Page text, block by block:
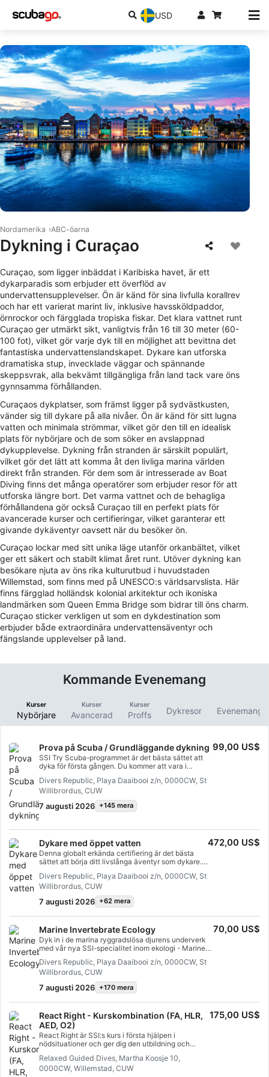
USD
Nordamerika ABC-öarna
Dykning i Curaçao
Curaçao, som ligger inbäddat i Karibiska havet, är ett
dykarparadis som erbjuder ett överflöd av
undervattensupplevelser. Ön är känd för sina livfulla korallrev
och har ett varierat marint liv, inklusive havssköldpaddor,
örnrockor och färgglada tropiska fiskar. Det klara vattnet runt
Curaçao ger utmärkt sikt, vanligtvis från 16 till 30 meter (60-
100 fot), vilket gör varje dyk till en möjlighet att bevittna det
fantastiska undervattenslandskapet. Dykare kan utforska
dramatiska stup, invecklade väggar och spännande
skeppsvrak, alla bekvämt tillgängliga från land tack vare öns
gynnsamma förhållanden.
Curaçaos dykplatser, som främst ligger på sydvästkusten,
vänder sig till dykare på alla nivåer. Ön är känd för sitt lugna
vatten och minimala strömmar, vilket gör den till en idealisk
plats för nybörjare och de som söker en avslappnad
dykupplevelse. Dykning från stranden är särskilt populärt,
vilket gör det lätt att komma åt den livliga marina världen
direkt från stranden. För dem som är intresserade av Boat
Diving finns det många operatörer som erbjuder resor för att
utforska längre bort. Det varma vattnet och de behagliga
förhållandena gör också Curaçao till en perfekt plats för
avancerade kurser och certifieringar, vilket garanterar ett
givande dykäventyr oavsett när du besöker ön.
Curaçao lockar med sitt unika läge utanför orkanbältet, vilket
ger ett säkert och stabilt klimat året runt. Utöver dykning kan
besökare njuta av öns rika kulturutbud i huvudstaden
Willemstad, som finns med på UNESCO:s världsarvslista. Här
finns färgglad holländsk kolonial arkitektur och ikoniska
landmärken som Queen Emma Bridge som bidrar till öns charm.
Curaçao sticker verkligen ut som en dykdestination som
erbjuder både extraordinära undervattensäventyr och
fängslande upplevelser på land.
Kommande Evenemang
Kurser
Nybörjare
Kurser
Avancerad
Kurser
Proffs Dykresor Evenemang
Prova på Scuba / Grundläggande dykning
SSI Try Scuba-programmet är det bästa sättet att
dyka för första gången. Du kommer att vara i
instruktör, så att du kan njuta av de första
oförglömliga andetag under vattnet och uppleva
dykningens magi. I slutet av denna korta kurs
kommer du att ha fått ditt SSI Try Scuba
Divers Republic, Playa Daaibooi z/n, 0000CW, St
Willibrordus, CUW
7 augusti 2026 +145 mera
99,00 US$
Dykare med öppet vatten
Denna globalt erkända certifiering är det bästa
sättet att börja ditt livslånga äventyr som dykare.
vattnet för att säkerställa att du har de färdigheter
och den erfarenhet som krävs för att bli riktigt
bekväm under vattnet. Du förtjänar också en SSI
Open Water Dive-certifiering!
Divers Republic, Playa Daaibooi z/n, 0000CW, St
Willibrordus, CUW
7 augusti 2026 +62 mera
472,00 US$
Marine Invertebrate Ecology
Dyk in i de marina ryggradslösa djurens underverk
med vår nya SSI-specialitet inom ekologi - Marine
täcker ämnen som evolutionen av ryggradslösa djur
och ekologin hos enkla och komplexa ryggradslösa
djur som nematoder, svampar, maneter, sjöstjärnor,
nudibrancher och bläckfiskar. Du kommer att
Kursen ökar miljömedvetenheten, särskilt inom
undervattensvärlden. Kursen kommer att öka din
miljömedvetenhet och hjälpa dig att uppskatta det
marina liv du dyker med ännu mer! Börja online idag
och få din SSI Marine Invertebrate Ecology
Specialty-certifiering.
Divers Republic, Playa Daaibooi z/n, 0000CW, St
Willibrordus, CUW
7 augusti 2026 +170 mera
70,00 US$
React Right - Kurskombination (FA, HLR,
AED, O2)
React Right är SSI:s kurs i första hjälpen i
nödsituationer och ger dig den utbildning och
hjälpen i en medicinsk nödsituation. I den här
flexibla kursen kan du välja vilka ämnen du vill lära
Relaxed Guided Dives, Martha Koosje 10,
0000CW, Willemstad, CUW
175,00 US$